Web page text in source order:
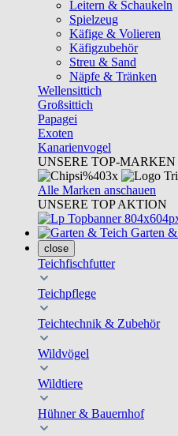
Leitern & Schaukeln
Spielzeug
Käfige & Volieren
Käfigzubehör
Streu & Sand
Näpfe & Tränken
Wellensittich
Großsittich
Papagei
Exoten
Kanarienvogel
UNSERE TOP-MARKEN
Alle Marken anschauen
UNSERE TOP AKTION
Garten
close
Teichfischfutter
Teichpflege
Teichtechnik & Zubehör
Wildvögel
Wildtiere
Hühner & Bauernhof